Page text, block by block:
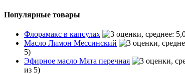
Популярные товары
Флорамакс в капсулах
Масло Лимон Мессинский
5)
Эфирное масло Мята перечная
из 5)